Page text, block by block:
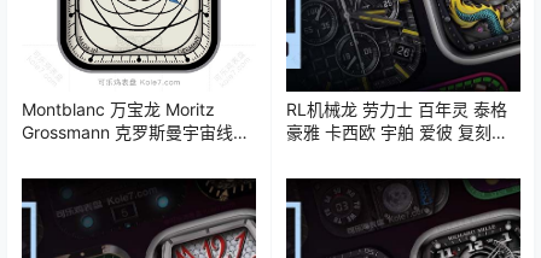
Montblanc 万宝龙 Moritz
Grossmann 克罗斯曼宇宙线时
RL机械龙 劳力士 百年灵 泰格
豪雅 卡西欧 宇舶 爱彼 复刻电
鸡表盘推荐